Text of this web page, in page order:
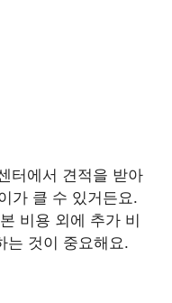
터에서 견적을 받아
가 클 수 있거든요.
비용 외에 추가 비
는 것이 중요해요.